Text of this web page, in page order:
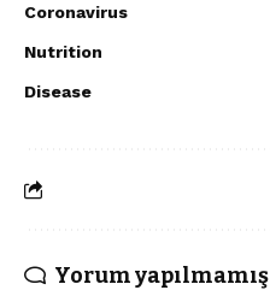
Coronavirus
Nutrition
Disease
Yorum yapılmamış